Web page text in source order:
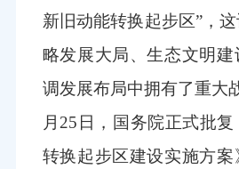
新旧动能转换起步区”，
略发展大局、生态文明
调发展布局中拥有了重大
月25日，国务院正式批
转换起步区建设实施方